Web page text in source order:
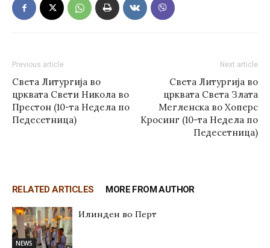
Previous article
Света Литургија во
црквата Свети Никола во
Престон (10-та Недела по
Педесетница)
Next article
Света Литургија во
црквата Света Злата
Мегленска во Хоперс
Кросинг (10-та Недела по
Педесетница)
RELATED ARTICLES MORE FROM AUTHOR
NEWS
Илинден во Перт